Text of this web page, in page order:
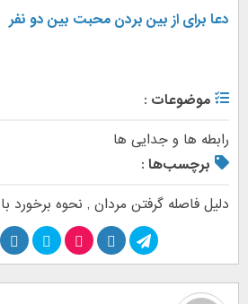
دعا برای از بین بردن محبت بین دو نفر
موضوعات :
رابطه ها و جدایی ها
برچسب‌ها :
دلیل فاصله گرفتن مردان , نحوه برخورد